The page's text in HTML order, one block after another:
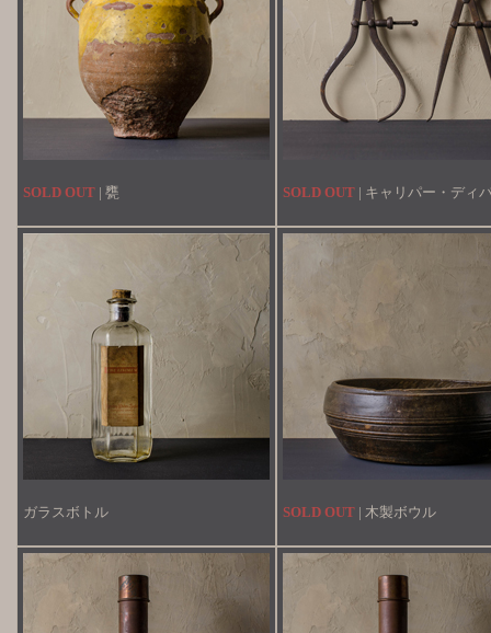
SOLD OUT | 甕 SOLD OUT | キャリパー・ディ
ガラスボトル SOLD OUT | 木製ボウル